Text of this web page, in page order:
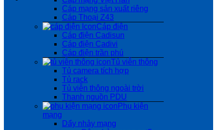
Cáp mạng sản xuất riêng
Cáp Thoại Z43
Cáp điện
Cáp điện Cadisun
Cáp điện Cadivi
Cáp điện trần phú
Tủ viễn thông
Tủ camera tích hợp
Tủ rack
Tủ viễn thông ngoài trời
Thanh nguồn PDU
Phụ kiện
mạng
Dẩy nhảy mạng